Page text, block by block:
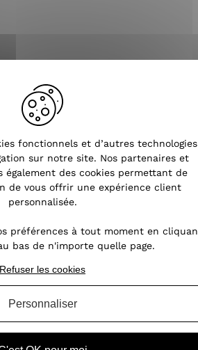
fonctionnels et d’autres technologies
sur notre site. Nos partenaires et
également des cookies permettant de
de vous offrir une expérience client
personnalisée.
préférences à tout moment en
bas de n'importe quelle page.
Refuser les cookies
Personnaliser